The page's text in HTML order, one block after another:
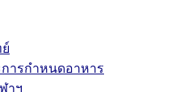
ารกำหนดอาหาร
าฯ